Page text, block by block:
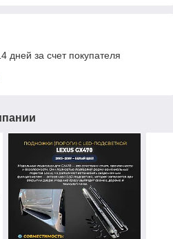
дней за счет покупателя